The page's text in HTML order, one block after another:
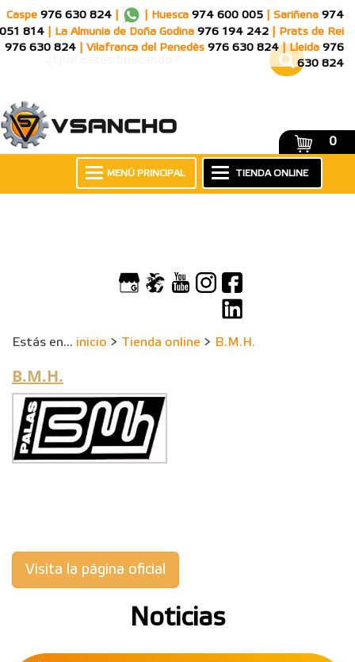
Caspe 976 630 824 Huesca 974 600 005 Sariñena 974
051 814
La Almunia de Doña Godina 976 194 242
Prats de Rei
976 630 824
Vilafranca del Penedès 976 630 824 Lleida 976
630 824
0
TIENDA ONLINE
MENÚ PRINCIPAL
Estás en... inicio > Tienda online > B.M.H.
B.M.H.
Visita la página oficial
Noticias